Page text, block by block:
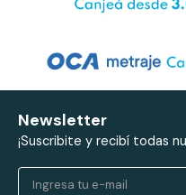
Newsletter
¡Suscribite y recibí todas